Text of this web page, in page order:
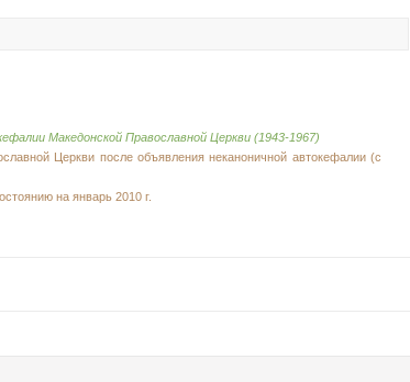
Македонской Православной Церкви (1943-1967)
Церкви после объявления неканоничной автокефалии (с
на январь 2010 г.